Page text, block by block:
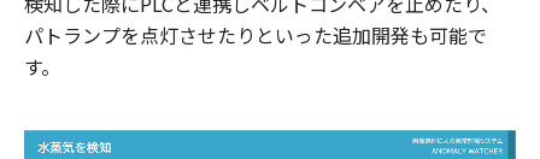
パトランプを点灯させたりといった追加開発も可能で
す。